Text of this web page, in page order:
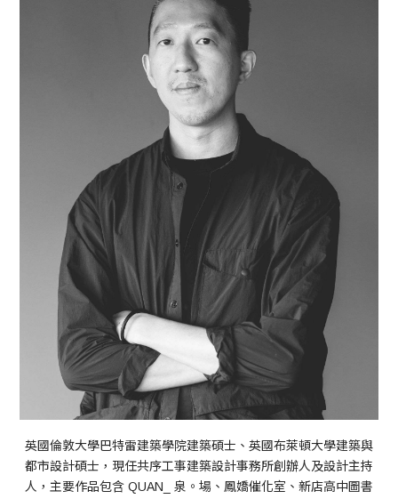
英國倫敦大學巴特雷建築學院建築碩士、英國布萊頓大學建築與
都市設計碩士，現任共序工事建築設計事務所創辦人及設計主持
人，主要作品包含 QUAN_ 泉。場、鳳嬌催化室、新店高中圖書